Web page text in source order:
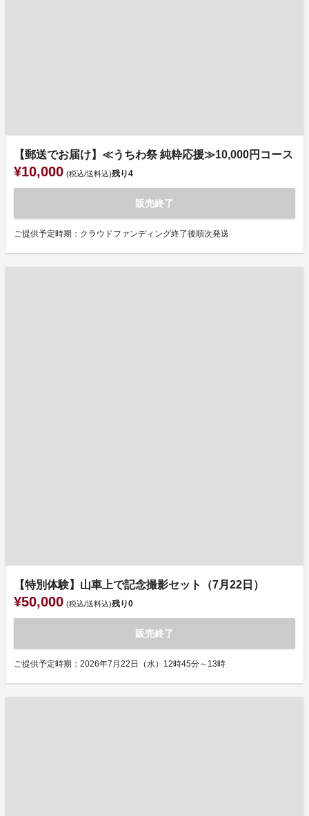
【郵送でお届け】≪うちわ祭 純粋応援≫10,000円コース
¥10,000 (税込/送料込)残り4
販売終了
ご提供予定時期：クラウドファンディング終了後順次発送
【特別体験】山車上で記念撮影セット（7月22日）
¥50,000 (税込/送料込)残り0
販売終了
ご提供予定時期：2026年7月22日（水）12時45分～13時